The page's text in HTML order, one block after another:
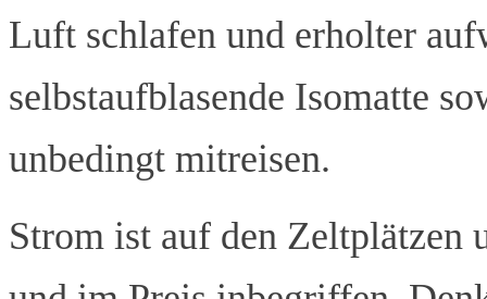
Luft schlafen und erholter
selbstaufblasende Isomatte
unbedingt mitreisen.
Strom ist auf den Zeltplätzen